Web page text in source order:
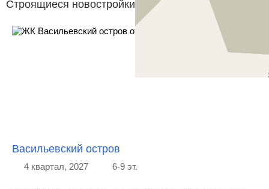
Строящиеся новостройки компании ГК ТОЧНО
Васильевский остров
4 квартал, 2027 6-9 эт.